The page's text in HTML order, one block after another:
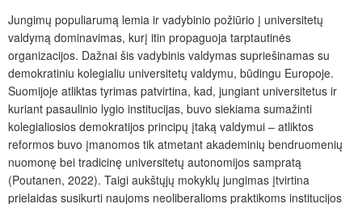
Jungimų populiarumą lemia ir vadybinio požiūrio į universitetų
valdymą dominavimas, kurį itin propaguoja tarptautinės
organizacijos. Dažnai šis vadybinis valdymas supriešinamas su
demokratiniu kolegialiu universitetų valdymu, būdingu Europoje.
Suomijoje atliktas tyrimas patvirtina, kad, jungiant universitetus ir
kuriant pasaulinio lygio institucijas, buvo siekiama sumažinti
kolegialiosios demokratijos principų įtaką valdymui – atliktos
reformos buvo įmanomos tik atmetant akademinių bendruomenių
nuomonę bei tradicinę universitetų autonomijos sampratą
(Poutanen, 2022). Taigi aukštųjų mokyklų jungimas įtvirtina
prielaidas susikurti naujoms neoliberalioms praktikoms institucijos